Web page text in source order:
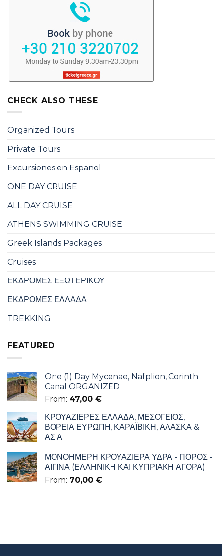
CHECK ALSO THESE
Organized Tours
Private Tours
Excursiones en Espanol
ONE DAY CRUISE
ALL DAY CRUISE
ATHENS SWIMMING CRUISE
Greek Islands Packages
Cruises
ΕΚΔΡΟΜΕΣ ΕΞΩΤΕΡΙΚΟΥ
ΕΚΔΡΟΜΕΣ ΕΛΛΑΔΑ
TREKKING
FEATURED
One (1) Day Mycenae, Nafplion, Corinth
Canal ORGANIZED
From: 47,00 €
ΚΡΟΥΑΖΙΕΡΕΣ ΕΛΛΑΔΑ, ΜΕΣΟΓΕΙΟΣ,
ΒΟΡΕΙΑ ΕΥΡΩΠΗ, ΚΑΡΑΪΒΙΚΗ, ΑΛΑΣΚΑ &
ΑΣΙΑ
ΜΟΝΟΗΜΕΡΗ ΚΡΟΥΑΖΙΕΡΑ ΥΔΡΑ - ΠΟΡΟΣ -
ΑΙΓΙΝΑ (ΕΛΛΗΝΙΚΗ ΚΑΙ ΚΥΠΡΙΑΚΗ ΑΓΟΡΑ)
From: 70,00 €